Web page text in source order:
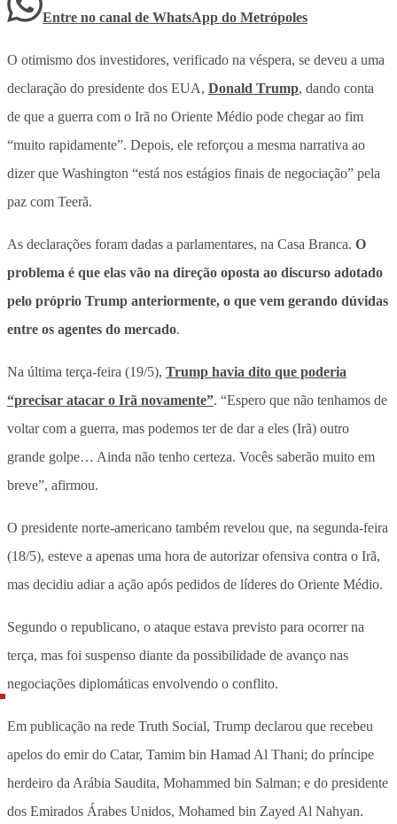
Entre no canal de WhatsApp do Metrópoles
O otimismo dos investidores, verificado na véspera, se deveu a uma
declaração do presidente dos EUA, Donald Trump, dando conta
de que a guerra com o Irã no Oriente Médio pode chegar ao fim
“muito rapidamente”. Depois, ele reforçou a mesma narrativa ao
dizer que Washington “está nos estágios finais de negociação” pela
paz com Teerã.
As declarações foram dadas a parlamentares, na Casa Branca. O
problema é que elas vão na direção oposta ao discurso adotado
pelo próprio Trump anteriormente, o que vem gerando dúvidas
entre os agentes do mercado.
Na última terça-feira (19/5), Trump havia dito que poderia
“precisar atacar o Irã novamente”. “Espero que não tenhamos de
voltar com a guerra, mas podemos ter de dar a eles (Irã) outro
grande golpe… Ainda não tenho certeza. Vocês saberão muito em
breve”, afirmou.
O presidente norte-americano também revelou que, na segunda-feira
(18/5), esteve a apenas uma hora de autorizar ofensiva contra o Irã,
mas decidiu adiar a ação após pedidos de líderes do Oriente Médio.
Segundo o republicano, o ataque estava previsto para ocorrer na
terça, mas foi suspenso diante da possibilidade de avanço nas
negociações diplomáticas envolvendo o conflito.
Em publicação na rede Truth Social, Trump declarou que recebeu
apelos do emir do Catar, Tamim bin Hamad Al Thani; do príncipe
herdeiro da Arábia Saudita, Mohammed bin Salman; e do presidente
dos Emirados Árabes Unidos, Mohamed bin Zayed Al Nahyan.